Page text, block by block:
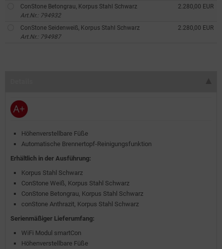
ConStone Betongrau, Korpus Stahl Schwarz
2.280,00 EUR
Art.Nr.: 794932
ConStone Seidenweiß, Korpus Stahl Schwarz
2.280,00 EUR
Art.Nr.: 794987
Höhenverstellbare Füße
Automatische Brennertopf-Reinigungsfunktion
Erhältlich in der Ausführung:
Korpus Stahl Schwarz
ConStone Weiß, Korpus Stahl Schwarz
ConStone Betongrau, Korpus Stahl Schwarz
conStone Anthrazit, Korpus Stahl Schwarz
Serienmäßiger Lieferumfang:
WiFi Modul smartCon
Höhenverstellbare Füße